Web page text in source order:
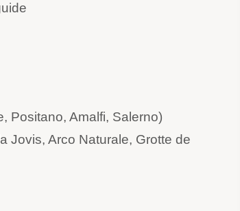
Positano, Amalfi, Salerno)
Jovis, Arco Naturale, Grotte de